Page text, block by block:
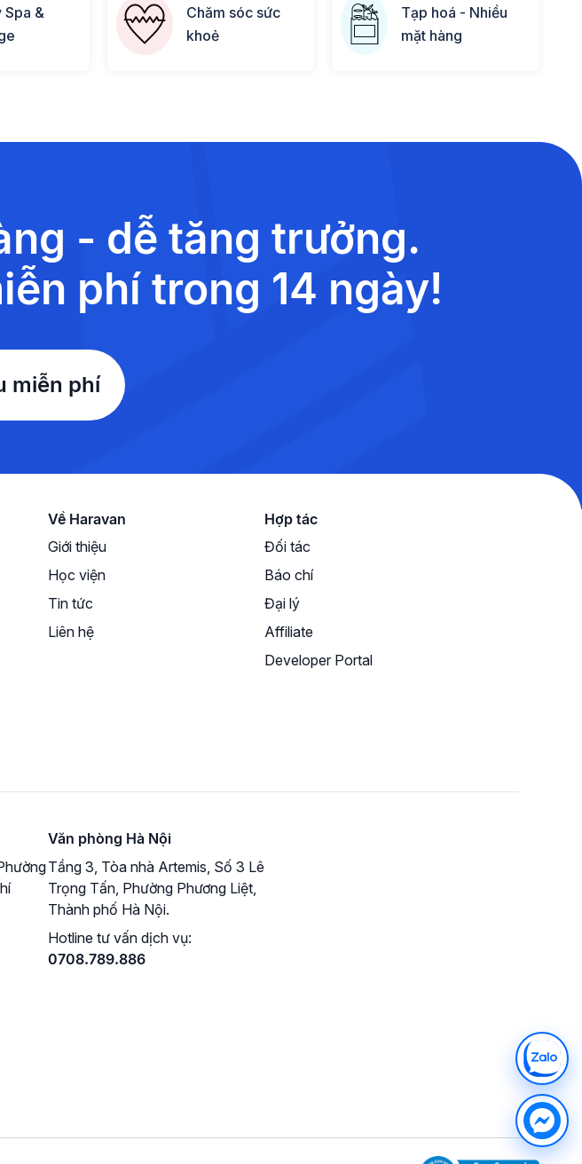
Spa &
Chăm sóc sức
khoẻ
Tạp hoá - Nhiều
mặt hàng
- dễ tăng trưởng.
phí trong 14 ngày!
miễn phí
Về Haravan
Giới thiệu
Học viện
Tin tức
Liên hệ
Hợp tác
Đối tác
Báo chí
Đại lý
Affiliate
Developer Portal
Văn phòng Hà Nội
Tầng 3, Tòa nhà Artemis, Số 3 Lê
Trọng Tấn, Phường Phương Liệt,
Thành phố Hà Nội.
Hotline tư vấn dịch vụ:
0708.789.886